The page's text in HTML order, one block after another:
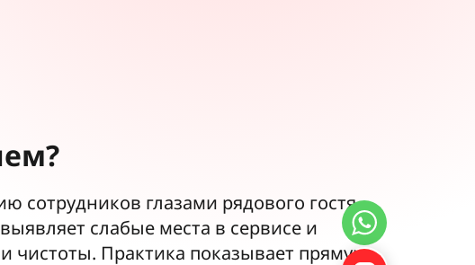
сотрудников глазами рядового гостя.
слабые места в сервисе и
чистоты. Практика показывает прямую